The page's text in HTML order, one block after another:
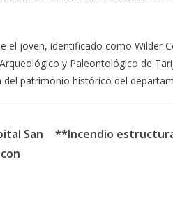
el joven, identificado como Wilder
y Paleontológico de
patrimonio histórico del
San
**Incendio